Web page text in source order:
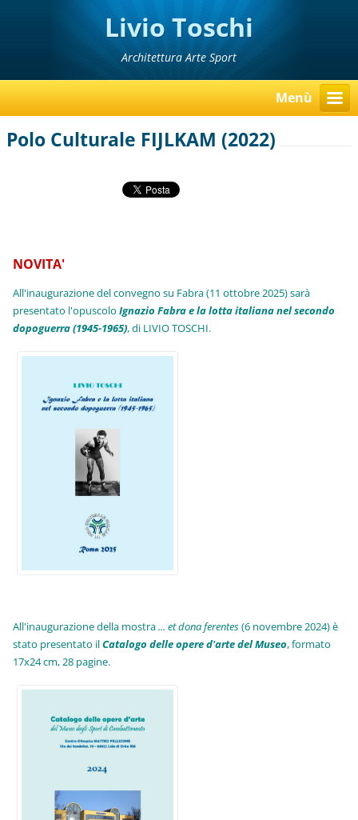
Livio Toschi
Architettura Arte Sport
Menù
Polo Culturale FIJLKAM (2022)
NOVITA'
All'inaugurazione del convegno su Fabra (11 ottobre 2025) sarà
presentato l'opuscoloIgnazio Fabra e la lotta italiana nel secondo
dopoguerra (1945-1965), di LIVIO TOSCHI.
All'inaugurazione della mostra... et dona ferentes(6 novembre 2024) è
stato presentato ilCatalogo delle opere d'arte del Museo, formato
17x24 cm, 28 pagine.